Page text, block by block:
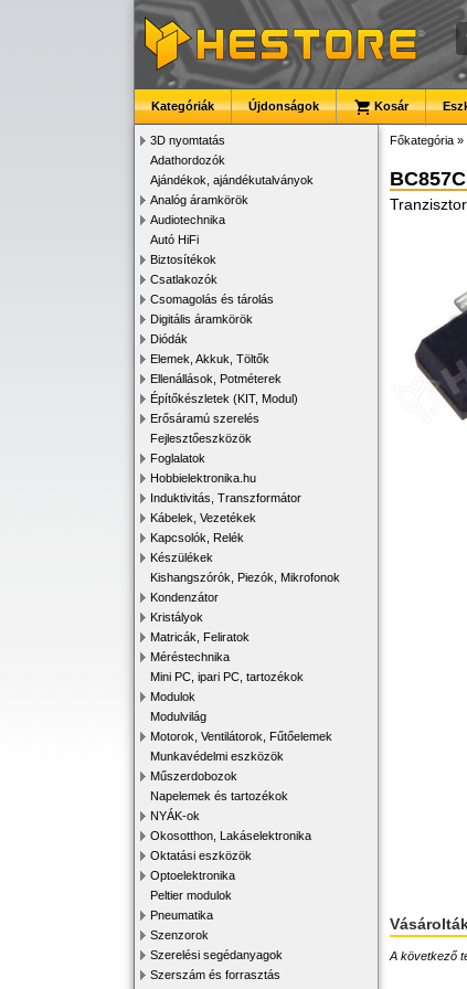
Kategóriák Újdonságok Kosár
3D nyomtatás
Adathordozók
Ajándékok, ajándékutalványok
Analóg áramkörök
Audiotechnika
Autó HiFi
Biztosítékok
Csatlakozók
Csomagolás és tárolás
Digitális áramkörök
Diódák
Elemek, Akkuk, Töltők
Ellenállások, Potméterek
Építőkészletek (KIT, Modul)
Erősáramú szerelés
Fejlesztőeszközök
Foglalatok
Hobbielektronika.hu
Induktivitás, Transzformátor
Kábelek, Vezetékek
Kapcsolók, Relék
Készülékek
Kishangszórók, Piezók, Mikrofonok
Kondenzátor
Kristályok
Matricák, Feliratok
Méréstechnika
Mini PC, ipari PC, tartozékok
Modulok
Modulvilág
Motorok, Ventilátorok, Fűtőelemek
Munkavédelmi eszközök
Műszerdobozok
Napelemek és tartozékok
NYÁK-ok
Okosotthon, Lakáselektronika
Oktatási eszközök
Optoelektronika
Peltier modulok
Pneumatika
Szenzorok
Szerelési segédanyagok
Szerszám és forrasztás
Főkategória »
BC857C
A következő